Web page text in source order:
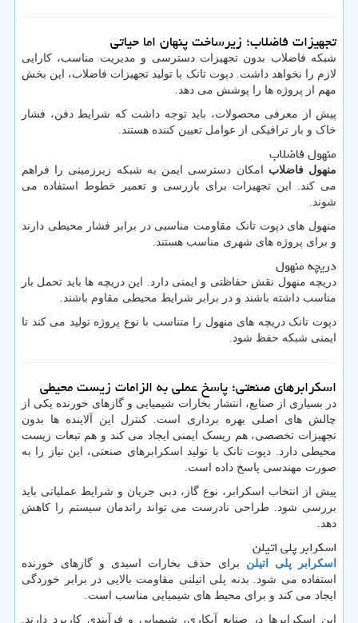
تجهیزات فاضلاب؛ زیرساخت پنهان اما حیاتی
شبکه فاضلاب بدون تجهیزات دسترسی و مدیریت مناسب، کارایی
لازم را نخواهد داشت. دپوت تانک با تولید تجهیزات فاضلاب، این بخش
مهم از پروژه ها را پوشش می دهد.
پیش از معرفی محصولات، باید توجه داشت که شرایط دفن، فشار
خاک و بار ترافیکی از عوامل تعیین کننده هستند.
منهول فاضلاب
منهول فاضلاب امکان دسترسی ایمن به شبکه زیرزمینی را فراهم
می کند. این تجهیزات برای بازرسی و تعمیر خطوط استفاده می
شوند.
منهول های دپوت تانک مقاومت مناسبی در برابر فشار محیطی دارند
و برای پروژه های شهری مناسب هستند.
دریچه منهول
دریچه منهول نقش حفاظتی و ایمنی دارد. این دریچه ها باید تحمل بار
مناسب داشته باشند و در برابر شرایط محیطی مقاوم باشند.
دپوت تانک دریچه های منهول را متناسب با نوع پروژه تولید می کند تا
ایمنی شبکه حفظ شود.
اسکرابرهای صنعتی؛ پاسخ عملی به الزامات زیست محیطی
در بسیاری از صنایع، انتشار بخارات شیمیایی و گازهای خورنده یکی از
چالش های اصلی بهره برداری است. کنترل این آلاینده ها بدون
تجهیزات تخصصی، هم ریسک ایمنی ایجاد می کند و هم تبعات زیست
محیطی دارد. دپوت تانک با تولید اسکرابرهای صنعتی، این نیاز را به
صورت مهندسی پاسخ داده است.
پیش از انتخاب اسکرابر، نوع گاز، دبی جریان و شرایط عملیاتی باید
بررسی شود. طراحی نادرست می تواند راندمان سیستم را کاهش
دهد.
اسکرابر پلی اتیلن
اسکرابر پلی اتیلن برای حذف بخارات اسیدی و گازهای خورنده
استفاده می شود. بدنه پلی اتیلنی مقاومت بالایی در برابر خوردگی
ایجاد می کند و برای محیط های شیمیایی مناسب است.
این اسکرابرها در صنایع آبکاری، شیمیایی و فرآیندی کاربرد دارند.